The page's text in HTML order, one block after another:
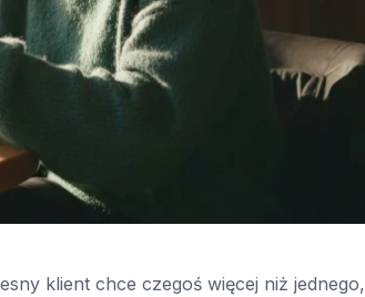
klient chce czegoś więcej niż jednego,